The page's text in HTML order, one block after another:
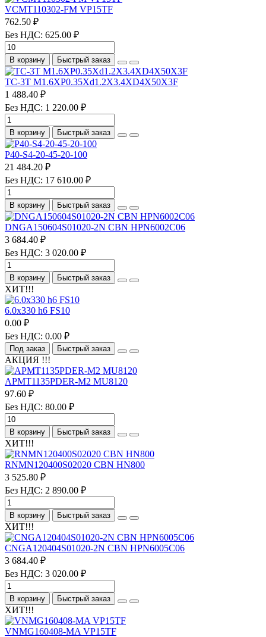
VCMT110302-FM VP15TF
762.50 ₽
Без НДС: 625.00 ₽
В корзину Быстрый заказ
TC-3T M1.6XP0.35Xd1.2X3.4XD4X50X3F
1 488.40 ₽
Без НДС: 1 220.00 ₽
В корзину Быстрый заказ
P40-S4-20-45-20-100
21 484.20 ₽
Без НДС: 17 610.00 ₽
В корзину Быстрый заказ
DNGA150604S01020-2N CBN HPN6002C06
3 684.40 ₽
Без НДС: 3 020.00 ₽
В корзину Быстрый заказ
ХИТ!!!
6.0х330 h6 FS10
0.00 ₽
Без НДС: 0.00 ₽
Под заказ Быстрый заказ
АКЦИЯ !!!
APMT1135PDER-M2 MU8120
97.60 ₽
Без НДС: 80.00 ₽
В корзину Быстрый заказ
ХИТ!!!
RNMN120400S02020 CBN HN800
3 525.80 ₽
Без НДС: 2 890.00 ₽
В корзину Быстрый заказ
ХИТ!!!
CNGA120404S01020-2N CBN HPN6005C06
3 684.40 ₽
Без НДС: 3 020.00 ₽
В корзину Быстрый заказ
ХИТ!!!
VNMG160408-MA VP15TF